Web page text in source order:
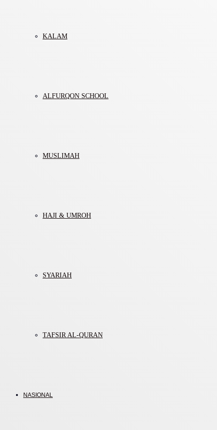
KALAM
ALFURQON SCHOOL
MUSLIMAH
HAJI & UMROH
SYARIAH
TAFSIR AL-QURAN
NASIONAL